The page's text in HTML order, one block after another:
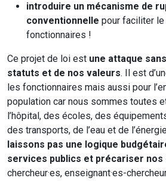
introduire un mécanisme de
conventionnelle pour faciliter
fonctionnaires !
Ce projet de loi est une attaque
statuts et de nos valeurs. Il est
les fonctionnaires mais aussi pour
population car nous sommes toutes
l’hôpital, des écoles, des
des transports, de l’eau et de
laissons pas une logique
services publics et précariser nos
chercheur·es, enseignant·es-